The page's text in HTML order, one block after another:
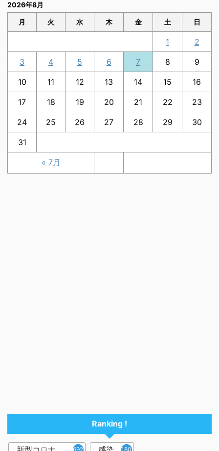
2026年8月
月 火 水 木 金 土 日
« 7月
1 2
3 4 5 6 7 8 9
10 11 12 13 14 15 16
17 18 19 20 21 22 23
24 25 26 27 28 29 30
31
Ranking !
6921 1809